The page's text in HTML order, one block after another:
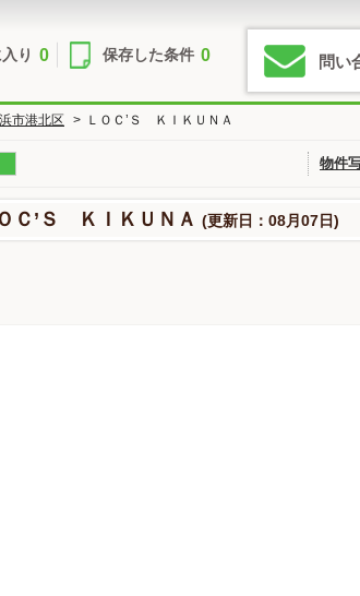
り 0 保存した条件 0 問い
市港北区 > ＬＯＣ’Ｓ ＫＩＫＵＮＡ
物件
Ｃ’Ｓ ＫＩＫＵＮＡ (更新日：08月07日)